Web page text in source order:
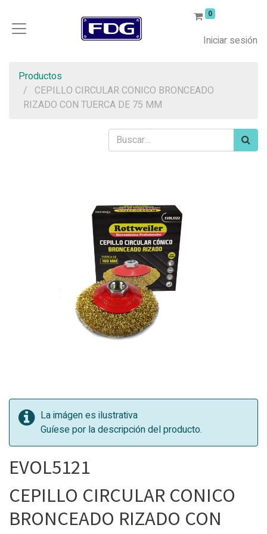
0
Iniciar sesión
Productos
CEPILLO CIRCULAR CONICO BRONCEADO
RIZADO CON TUERCA DE 75 MM
La imágen es ilustrativa
Guíese por la descripción del producto.
EVOL5121
CEPILLO CIRCULAR CONICO
BRONCEADO RIZADO CON